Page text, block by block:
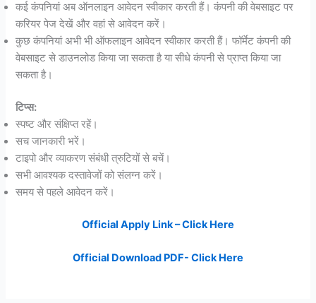
कई कंपनियां अब ऑनलाइन आवेदन स्वीकार करती हैं। कंपनी की वेबसाइट पर
करियर पेज देखें और वहां से आवेदन करें।
कुछ कंपनियां अभी भी ऑफलाइन आवेदन स्वीकार करती हैं। फॉर्मेट कंपनी की
वेबसाइट से डाउनलोड किया जा सकता है या सीधे कंपनी से प्राप्त किया जा
सकता है।
टिप्स:
स्पष्ट और संक्षिप्त रहें।
सच जानकारी भरें।
टाइपो और व्याकरण संबंधी त्रुटियों से बचें।
सभी आवश्यक दस्तावेजों को संलग्न करें।
समय से पहले आवेदन करें।
Official Apply Link – Click Here
Official Download PDF- Click Here